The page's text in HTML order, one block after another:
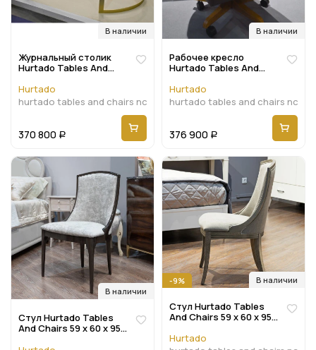
В наличии
Журнальный столик
Hurtado Tables And
nc44538
Hurtado
hurtado tables and chairs nc44538
370 800 Р
В наличии
Рабочее кресло
Hurtado Tables And
nc56859
Hurtado
hurtado tables and chairs
376 900 Р
В наличии
Стул Hurtado Tables
And Chairs 59 x 60 x 95h
В наличии
-9%
Стул Hurtado Tables
And Chairs 59 x 60 x 95h
Hurtado